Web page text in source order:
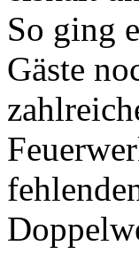
So ging
Gäste